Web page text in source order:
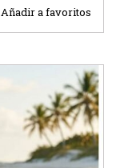
Añadir a favoritos